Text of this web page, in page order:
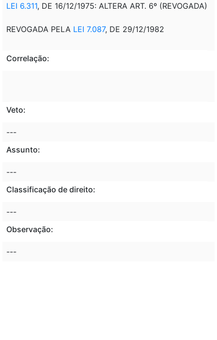
LEI 6.311, DE 16/12/1975: ALTERA ART. 6º (REVOGADA)
REVOGADA PELA LEI 7.087, DE 29/12/1982
Correlação:
Veto:
---
Assunto:
---
Classificação de direito:
---
Observação:
---